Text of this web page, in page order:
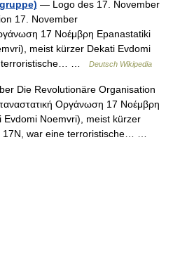
— Logo des 17. November
17. November
17 Νοέμβρη Epanastatiki
meist kürzer Dekati Evdomi
terroristische… …
Deutsch Wikipedia
Die Revolutionäre Organisation
Οργάνωση 17 Νοέμβρη
Evdomi Noemvri), meist kürzer
17N, war eine terroristische… …